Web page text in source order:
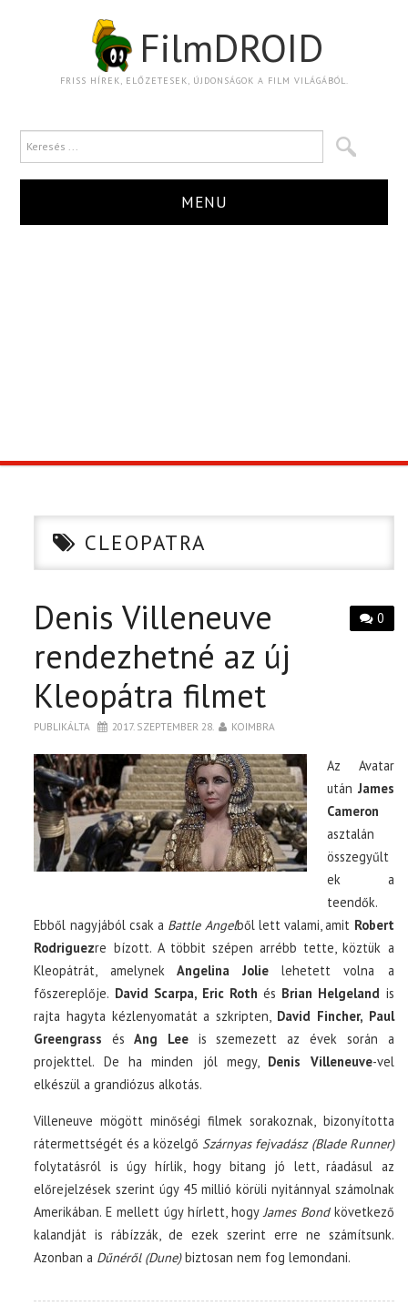
FilmDROID
FRISS HÍREK, ELŐZETESEK, ÚJDONSÁGOK A FILM VILÁGÁBÓL.
MENU
CIKK
PÓLÓ RENDELÉS
CLEOPATRA
0
Denis Villeneuve
rendezhetné az új
Kleopátra filmet
PUBLIKÁLTA 2017. SZEPTEMBER 28. KOIMBRA
Az Avatar
után James
Cameron
asztalán
összegyűlt
ek a
teendők.
Ebből nagyjából csak a Battle Angelből lett valami, amit Robert
Rodriguezre bízott. A többit szépen arrébb tette, köztük a
Kleopátrát, amelynekAngelina Jolielehetett volna a
főszereplője. David Scarpa, Eric Rothés Brian Helgeland is
rajta hagyta kézlenyomatát a szkripten,David Fincher, Paul
Greengrassés Ang Leeis szemezett az évek során a
projekttel. De ha minden jól megy, Denis Villeneuve-vel
elkészül a grandiózus alkotás.
Villeneuve mögött minőségi filmek sorakoznak, bizonyította
rátermettségét és a közelgő Szárnyas fejvadász (Blade Runner)
folytatásról is úgy hírlik, hogy bitang jó lett, ráadásul az
előrejelzések szerint úgy 45 millió körüli nyitánnyal számolnak
Amerikában. E mellett úgy hírlett, hogyJames Bondkövetkező
kalandját is rábízzák, de ezek szerint erre ne számítsunk.
Azonban a Dűnéről (Dune)biztosan nem fog lemondani.